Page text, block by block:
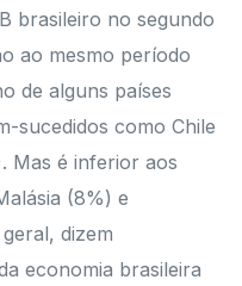
brasileiro no segundo
ao mesmo período
de alguns países
sucedidos como Chile
Mas é inferior aos
(8%) e
dizem
economia brasileira